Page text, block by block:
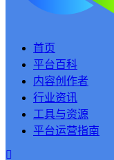
首页
平台百科
内容创作者
行业资讯
工具与资源
平台运营指南